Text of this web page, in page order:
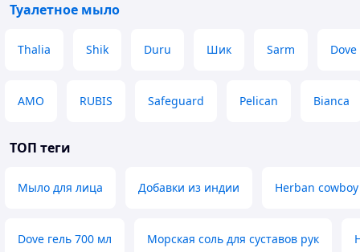
Туалетное мыло
Thalia Shik Duru Шик Sarm Dove
AMO RUBIS Safeguard Pelican Bianca
ТОП теги
Мыло для лица Добавки из индии Herban cowboy
Dove гель 700 мл Морская соль для суставов рук